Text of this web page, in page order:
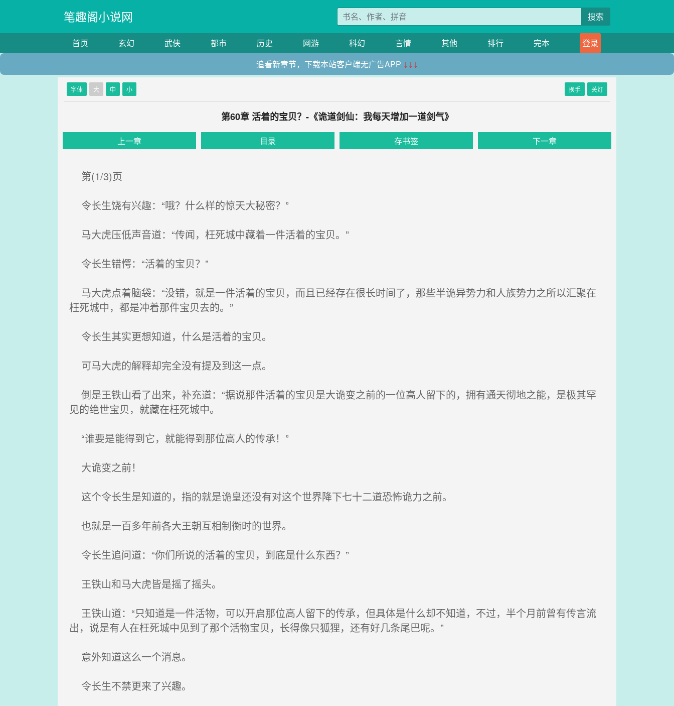
笔趣阁小说网 搜索
首页 玄幻 武侠 都市 历史 网游 科幻 言情 其他 排行 完本
登录
追看新章节，下载本站客户端无广告APP ↓↓↓
字体 大 中 小 换手 关灯
第60章 活着的宝贝？-《诡道剑仙：我每天增加一道剑气》
上一章 目录 存书签 下一章
第(1/3)页
令长生饶有兴趣：“哦？什么样的惊天大秘密？”
马大虎压低声音道：“传闻，枉死城中藏着一件活着的宝贝。”
令长生错愕：“活着的宝贝？”
马大虎点着脑袋：“没错，就是一件活着的宝贝，而且已经存在很长时间了，那些半诡异势力和人族势力之所以汇聚在
枉死城中，都是冲着那件宝贝去的。”
令长生其实更想知道，什么是活着的宝贝。
可马大虎的解释却完全没有提及到这一点。
倒是王铁山看了出来，补充道：“据说那件活着的宝贝是大诡变之前的一位高人留下的，拥有通天彻地之能，是极其罕
见的绝世宝贝，就藏在枉死城中。
“谁要是能得到它，就能得到那位高人的传承！”
大诡变之前！
这个令长生是知道的，指的就是诡皇还没有对这个世界降下七十二道恐怖诡力之前。
也就是一百多年前各大王朝互相制衡时的世界。
令长生追问道：“你们所说的活着的宝贝，到底是什么东西？”
王铁山和马大虎皆是摇了摇头。
王铁山道：“只知道是一件活物，可以开启那位高人留下的传承，但具体是什么却不知道，不过，半个月前曾有传言流
出，说是有人在枉死城中见到了那个活物宝贝，长得像只狐狸，还有好几条尾巴呢。”
意外知道这么一个消息。
令长生不禁更来了兴趣。